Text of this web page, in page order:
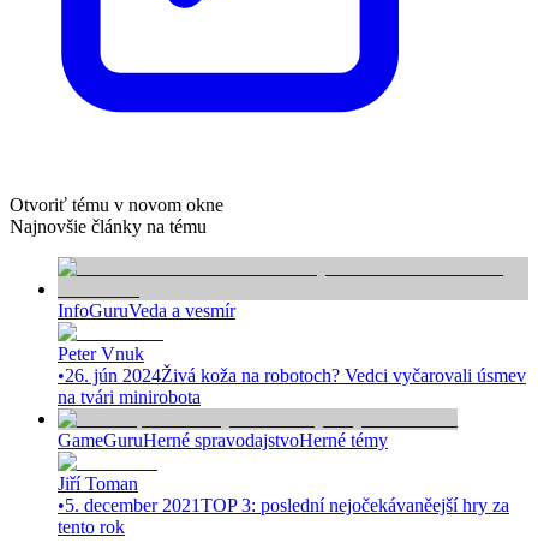
Otvoriť tému v novom okne
Najnovšie články na tému
InfoGuruVeda a vesmír
Peter Vnuk
•26. jún 2024Živá koža na robotoch? Vedci vyčarovali úsmev
na tvári minirobota
GameGuruHerné spravodajstvoHerné témy
Jiří Toman
•5. december 2021TOP 3: poslední nejočekávaněejší hry za
tento rok